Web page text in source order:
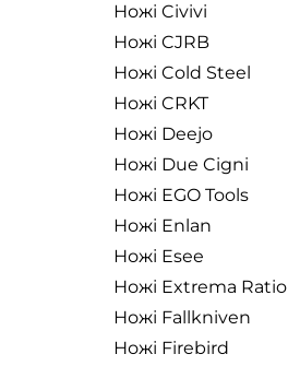
Ножі Civivi
Ножі CJRB
Ножі Cold Steel
Ножі CRKT
Ножі Deejo
Ножі Due Cigni
Ножі EGO Tools
Ножі Enlan
Ножі Esee
Ножі Extrema Ratio
Ножі Fallkniven
Ножі Firebird